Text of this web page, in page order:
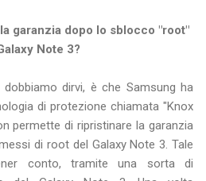
garanzia dopo lo sblocco "root"
Note 3?
dirvi, è che Samsung ha
di protezione chiamata "Knox
permette di ripristinare la garanzia
di root del Galaxy Note 3. Tale
conto, tramite una sorta di